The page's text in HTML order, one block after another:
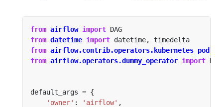
from airflow import
from datetime import
from
from airflow.operators.dummy_operator import
default_args =
'owner' : 'airflow'